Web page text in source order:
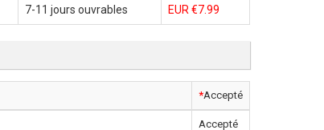
7-11 jours ouvrables EUR €7.99
*Accepté
Accepté